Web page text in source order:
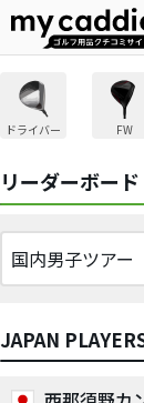
ドライバー FW
リーダーボード
JAPAN